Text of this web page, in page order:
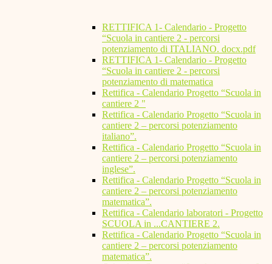
RETTIFICA 1- Calendario - Progetto
“Scuola in cantiere 2 - percorsi
potenziamento di ITALIANO. docx.pdf
RETTIFICA 1- Calendario - Progetto
“Scuola in cantiere 2 - percorsi
potenziamento di matematica
Rettifica - Calendario Progetto “Scuola in
cantiere 2 "
Rettifica - Calendario Progetto “Scuola in
cantiere 2 – percorsi potenziamento
italiano”.
Rettifica - Calendario Progetto “Scuola in
cantiere 2 – percorsi potenziamento
inglese”.
Rettifica - Calendario Progetto “Scuola in
cantiere 2 – percorsi potenziamento
matematica”.
Rettifica - Calendario laboratori - Progetto
SCUOLA in ...CANTIERE 2.
Rettifica - Calendario Progetto “Scuola in
cantiere 2 – percorsi potenziamento
matematica”.